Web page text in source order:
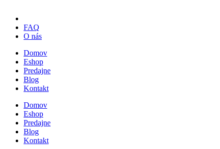
FAQ
O nás
Domov
Eshop
Predajne
Blog
Kontakt
Domov
Eshop
Predajne
Blog
Kontakt